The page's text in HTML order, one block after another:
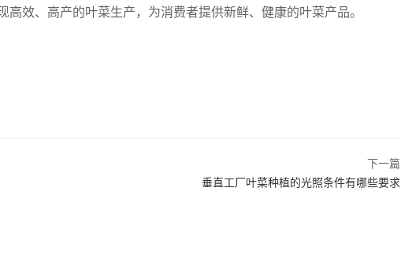
效、高产的叶菜生产，为消费者提供新鲜、健康的叶菜产品。
下一篇
垂直工厂叶菜种植的光照条件有哪些要求